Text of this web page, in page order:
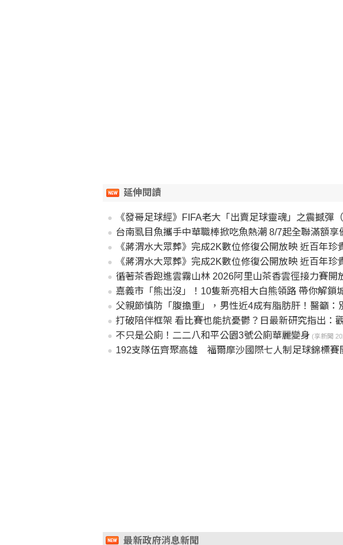
延伸閱讀
《發哥足球經》FIFA老大「出賣足球靈魂」之震撼彈（
台南虱目魚攜手中華職棒掀吃魚熱潮 8/7起全聯滿額享
《蔣渭水大眾葬》完成2K數位修復公開放映 近百年珍
《蔣渭水大眾葬》完成2K數位修復公開放映 近百年珍
循著茶香跑進雲霧山林 2026阿里山茶香雲徑接力賽開
嘉義市「熊出沒」！10隻新亮相大白熊領路 帶你解鎖
父親節慎防「腹擔重」，男性近4成有脂肪肝！醫籲：
打破陪伴框架 看比賽也能抗憂鬱？日最新研究指出：
不只是公廁！二二八和平公園3號公廁華麗變身 (享新聞
192支隊伍齊聚高雄 福爾摩沙國際七人制足球錦標賽開
最新政府消息新聞